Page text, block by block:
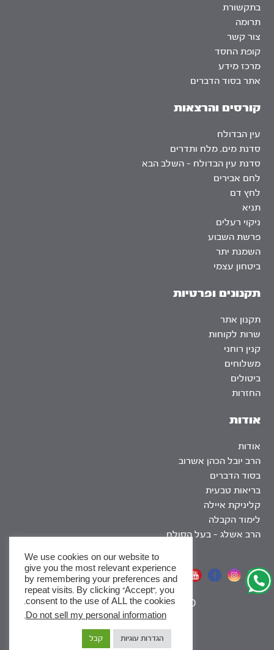
אודות
אודות
הרב יובל הכהן אשרוב
בסוד הדברים
בריאות טבעית
קליניקת איילה
לימוד הקבלה
הרב אשלג – בעל הסולם
בתקשורת
תרומה
צור קשר
קופת החסד
מרכז מידע
אתר בסוד הדברים
קורסים והרצאות
עין הבדולח
סדנת מים, מלח ותדרים
סדנת עין הבדולח – השלב הבא
לחם אבירים
לחץ דם
תניא
ניקוי רעלים
פרשת השבוע
השמנת יתר
ביטחון עצמי
תקנונים ופרטיות
תקנון אתר
שרות לקוחות
קנין רוחני
משלוחים
ביטולים
החזרות
אתר שומר שבת
SEO
|
We use cookies on our website to
give you the most relevant experience
by remembering your preferences and
repeat visits. By clicking “Accept”, you
consent to the use of ALL the cookies.
Do not sell my personal information
.
הגדרות עוגיות קבל
x